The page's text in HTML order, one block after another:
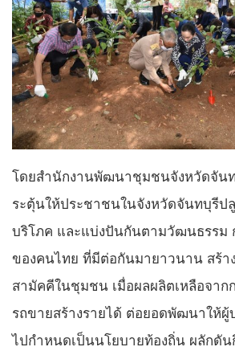
โดยสำนักงานพัฒนาชุมชนจังหวัดจัน
ระตุ้นให้ประชาชนในจังหวัดจันทบุรีป
บริโภค และแบ่งปันกันตามวัฒนธรรม
ของคนไทย ที่มีต่อกันมายาวนาน สร้
สามัคคีในชุมชน เมื่อผลผลิตเหลือจาก
รถขายสร้างรายได้ ต่อยอดพัฒนาให้ผู้
ไปกำหนดเป็นนโยบายท้องถิ่น ผลักดัน